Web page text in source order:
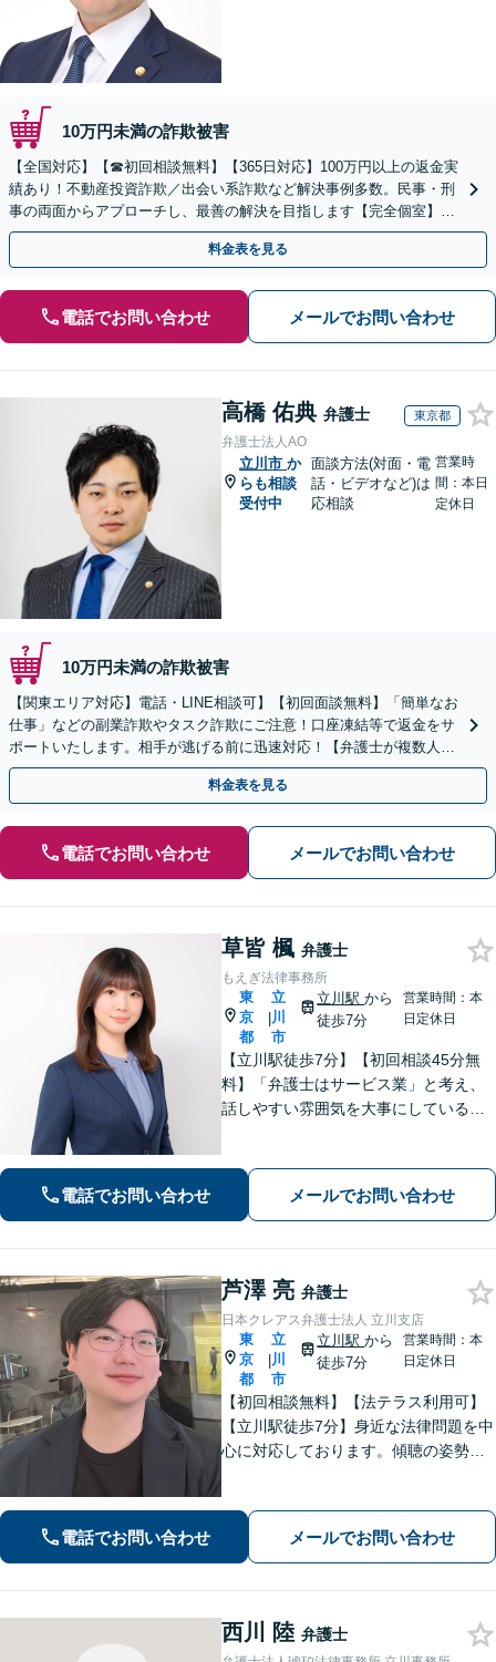
10万円未満の詐欺被害
【全国対応】【☎︎初回相談無料】【365日対応】100万円以上の返金実
績あり！不動産投資詐欺／出会い系詐欺など解決事例多数。民事・刑
事の両面からアプローチし、最善の解決を目指します【完全個室】
【代々木駅3分】
料金表を見る
電話でお問い合わせ メールでお問い合わせ
高橋 佑典 弁護士 東京都
弁護士法人AO
立川市 か
らも相談
受付中
面談方法(対面・電
話・ビデオなど)は
応相談
営業時
間：本日
定休日
10万円未満の詐欺被害
【関東エリア対応】電話・LINE相談可】【初回面談無料】「簡単なお
仕事」などの副業詐欺やタスク詐欺にご注意！口座凍結等で返金をサ
ポートいたします。相手が逃げる前に迅速対応！【弁護士が複数人在
籍】事務所内で連携し問題解決へ【休日・夜間面談可】
料金表を見る
電話でお問い合わせ メールでお問い合わせ
草皆 楓 弁護士
もえぎ法律事務所
東
京
都
|
立
川
市
立川駅から
徒歩7分
営業時間：本
日定休日
【立川駅徒歩7分】【初回相談45分無
料】「弁護士はサービス業」と考え、
話しやすい雰囲気を大事にしている事
を心がけています【離婚・男女問題／
相続・遺言／交通事故】
電話でお問い合わせ メールでお問い合わせ
芦澤 亮 弁護士
日本クレアス弁護士法人 立川支店
東
京
都
|
立
川
市
立川駅から
徒歩7分
営業時間：本
日定休日
【初回相談無料】【法テラス利用可】
【立川駅徒歩7分】身近な法律問題を中
心に対応しております。傾聴の姿勢と
ましたらお気軽にご相談ください。
【電話相談可】【休日・夜間面談可】
電話でお問い合わせ メールでお問い合わせ
西川 陸 弁護士